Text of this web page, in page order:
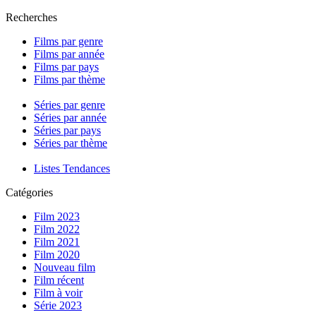
Recherches
Films par genre
Films par année
Films par pays
Films par thème
Séries par genre
Séries par année
Séries par pays
Séries par thème
Listes Tendances
Catégories
Film 2023
Film 2022
Film 2021
Film 2020
Nouveau film
Film récent
Film à voir
Série 2023